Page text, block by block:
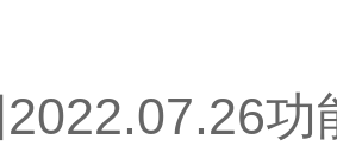
功